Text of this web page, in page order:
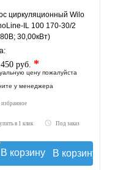
циркуляционный Wilo
IL 100 170-30/2
30,00кВт)
руб. *
цену пожалуйста
у менеджера
в 1 клик Под заказ
В корзину